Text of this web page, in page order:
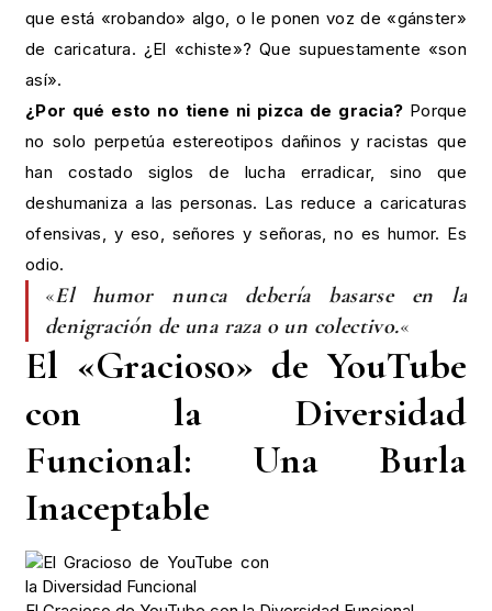
que está «robando» algo, o le ponen voz de «gánster»
de caricatura. ¿El «chiste»? Que supuestamente «son
así».
¿Por qué esto no tiene ni pizca de gracia? Porque
no solo perpetúa estereotipos dañinos y racistas que
han costado siglos de lucha erradicar, sino que
deshumaniza a las personas. Las reduce a caricaturas
ofensivas, y eso, señores y señoras, no es humor. Es
odio.
«El humor nunca debería basarse en la
denigración de una raza o un colectivo.«
El «Gracioso» de YouTube
con la Diversidad
Funcional: Una Burla
Inaceptable